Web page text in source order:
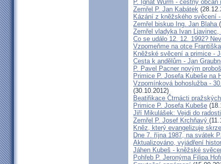
P. Ignát Wurm - čestný
Zemřel P. Jan Kabátek
Kázání z kněžského svěcení
Zemřel biskup Ing. Jan Blaha
Zemřel vladyka Ivan
Co se událo 12. 12. 1992?
Vzpomeňme na otce
Kněžské svěcení a primice -
Cesta k andělům - Jan
P. Pavel Pacner novým
Primice P. Josefa Kubeše na
Vzpomínková bohoslužba -
(30.10.2012)
Beatifikace Čtrnácti
Primice P. Josefa Kubeše
Jiří Mikulášek: Vejdi do
Zemřel P. Josef Krchňavý
Kněz, který evangelizuje
Dne 7. října 1987, na svátek
Aktualizováno, vyjádření
Jáhen Kubeš - kněžské
Pohřeb P. Jeronýma Filipa